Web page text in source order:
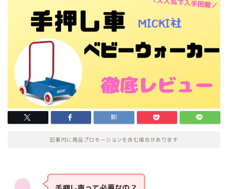
記事内に商品プロモーションを含む場合があります